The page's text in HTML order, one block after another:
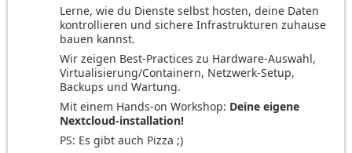
Lerne, wie du Dienste selbst hosten, deine Daten
kontrollieren und sichere Infrastrukturen zuhause
bauen kannst.
Wir zeigen Best‑Practices zu Hardware‑Auswahl,
Virtualisierung/Containern, Netzwerk‑Setup,
Backups und Wartung.
Mit einem Hands-on Workshop: Deine eigene
Nextcloud-installation!
PS: Es gibt auch Pizza ;)